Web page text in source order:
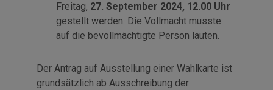
Freitag, 27. September 2024, 12.00 Uhr
gestellt werden. Die Vollmacht musste
auf die bevollmächtigte Person lauten.
Der Antrag auf Ausstellung einer Wahlkarte ist
grundsätzlich ab Ausschreibung der